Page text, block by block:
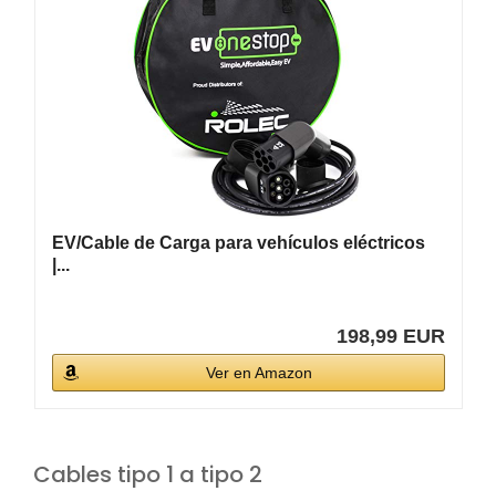
EV/Cable de Carga para vehículos eléctricos
|...
198,99 EUR
Ver en Amazon
Cables tipo 1 a tipo 2